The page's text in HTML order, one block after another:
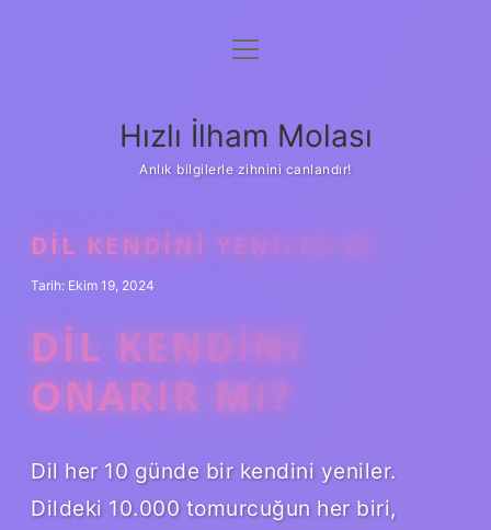
Anasayfa
Yasal Uyarı
menüyü
Hızlı İlham Molası
Anlık bilgilerle zihnini canlandır!
DIL KENDINI YENILER MI
Tarih: Ekim 19, 2024
DIL KENDINI
ONARIR MI?
Dil her 10 günde bir kendini yeniler.
Dildeki 10.000 tomurcuğun her biri,